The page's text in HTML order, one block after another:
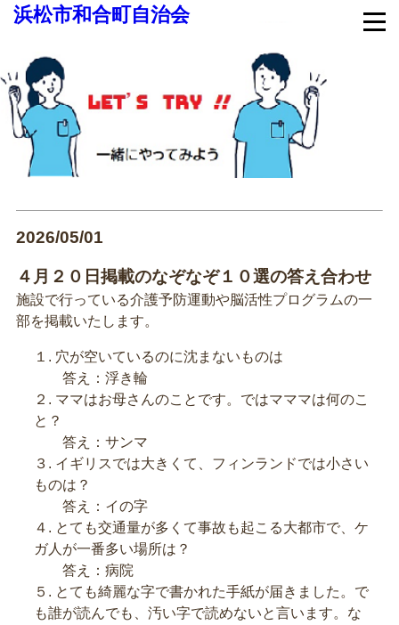
浜松市和合町自治会
2026/05/01
４月２０日掲載のなぞなぞ１０選の答え合わせ
施設で行っている介護予防運動や脳活性プログラムの一
部を掲載いたします。
１. 穴が空いているのに沈まないものは
答え：浮き輪
２. ママはお母さんのことです。ではマママは何のこ
と？
答え：サンマ
３. イギリスでは大きくて、フィンランドでは小さい
ものは？
答え：イの字
４. とても交通量が多くて事故も起こる大都市で、ケ
ガ人が一番多い場所は？
答え：病院
５. とても綺麗な字で書かれた手紙が届きました。で
も誰が読んでも、汚い字で読めないと言います。な